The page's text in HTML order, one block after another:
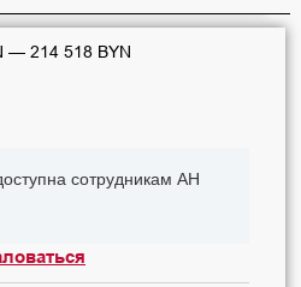
— 214 518 BYN
сотрудникам АН